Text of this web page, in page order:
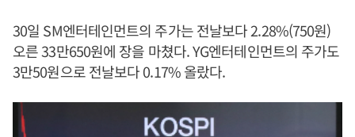
30일 SM엔터테인먼트의 주가는 전날보다 2.28%(750원)
오른 33만650원에 장을 마쳤다. YG엔터테인먼트의 주가도
3만50원으로 전날보다 0.17% 올랐다.